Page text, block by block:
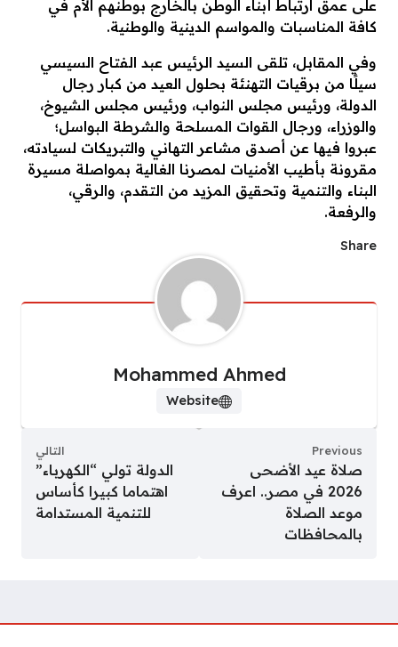
على عمق ارتباط أبناء الوطن بالخارج بوطنهم الأم في
كافة المناسبات والمواسم الدينية والوطنية.
​وفي المقابل، تلقى السيد الرئيس عبد الفتاح السيسي
سيلًا من برقيات التهنئة بحلول العيد من كبار رجال
الدولة، ورئيس مجلس النواب، ورئيس مجلس الشيوخ،
والوزراء، ورجال القوات المسلحة والشرطة البواسل؛
عبروا فيها عن أصدق مشاعر التهاني والتبريكات لسيادته،
مقرونة بأطيب الأمنيات لمصرنا الغالية بمواصلة مسيرة
البناء والتنمية وتحقيق المزيد من التقدم، والرقي،
والرفعة.
Share
Mohammed Ahmed
Website
Previous
صلاة عيد الأضحى
2026 في مصر.. اعرف
موعد الصلاة
بالمحافظات
التالي
الدولة تولي “الكهرباء”
اهتماما كبيرا كأساس
للتنمية المستدامة